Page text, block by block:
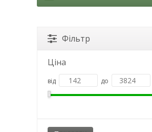
Фільтр
Ціна
від до